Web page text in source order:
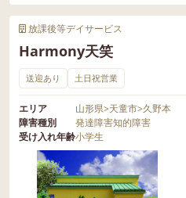
放課後等デイサービス
Harmony天笑
送迎あり 土日祝営業
エリア 山形県>天童市>久野本
障害種別
発達障害知的障害
受け入れ年齢小学生